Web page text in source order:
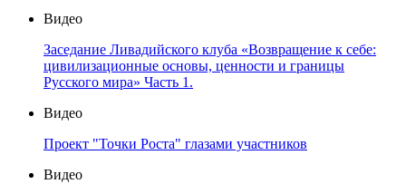
Видео
Заседание Ливадийского клуба «Возвращение к себе:
цивилизационные основы, ценности и границы
Русского мира» Часть 1.
Видео
Проект "Точки Роста" глазами участников
Видео